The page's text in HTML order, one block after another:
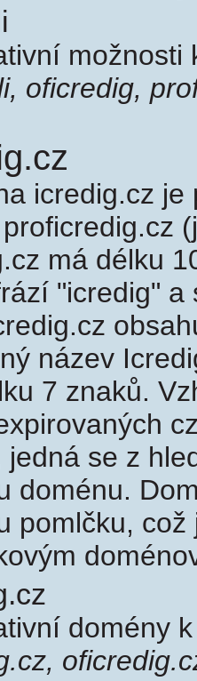
oficredig,
icredig.cz
má délku
"icredig"
název
7 znaků.
jedná se z
doménu.
pomlčku,
domény